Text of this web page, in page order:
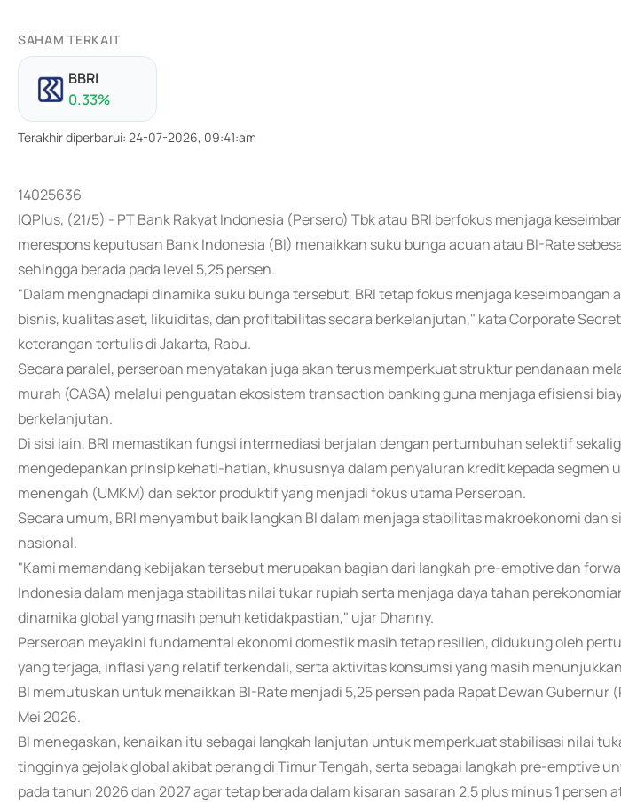
SAHAM TERKAIT
BBRI
0.33%
Terakhir diperbarui: 24-07-2026, 09:41:am
14025636
IQPlus, (21/5) - PT Bank Rakyat Indonesia (Persero) Tbk atau BRI berfokus menjaga
merespons keputusan Bank Indonesia (BI) menaikkan suku bunga acuan atau BI-Rate
sehingga berada pada level 5,25 persen.
"Dalam menghadapi dinamika suku bunga tersebut, BRI tetap fokus menjaga keseimbangan
bisnis, kualitas aset, likuiditas, dan profitabilitas secara berkelanjutan," kata Corporate
keterangan tertulis di Jakarta, Rabu.
Secara paralel, perseroan menyatakan juga akan terus memperkuat struktur pendanaan
murah (CASA) melalui penguatan ekosistem transaction banking guna menjaga efisiensi
berkelanjutan.
Di sisi lain, BRI memastikan fungsi intermediasi berjalan dengan pertumbuhan selektif
mengedepankan prinsip kehati-hatian, khususnya dalam penyaluran kredit kepada segmen
menengah (UMKM) dan sektor produktif yang menjadi fokus utama Perseroan.
Secara umum, BRI menyambut baik langkah BI dalam menjaga stabilitas makroekonomi dan
nasional.
"Kami memandang kebijakan tersebut merupakan bagian dari langkah pre-emptive dan
Indonesia dalam menjaga stabilitas nilai tukar rupiah serta menjaga daya tahan
dinamika global yang masih penuh ketidakpastian," ujar Dhanny.
Perseroan meyakini fundamental ekonomi domestik masih tetap resilien, didukung oleh
yang terjaga, inflasi yang relatif terkendali, serta aktivitas konsumsi yang masih
BI memutuskan untuk menaikkan BI-Rate menjadi 5,25 persen pada Rapat Dewan Gubernur
Mei 2026.
BI menegaskan, kenaikan itu sebagai langkah lanjutan untuk memperkuat stabilisasi nilai
tingginya gejolak global akibat perang di Timur Tengah, serta sebagai langkah pre-emptive
pada tahun 2026 dan 2027 agar tetap berada dalam kisaran sasaran 2,5 plus minus 1 persen